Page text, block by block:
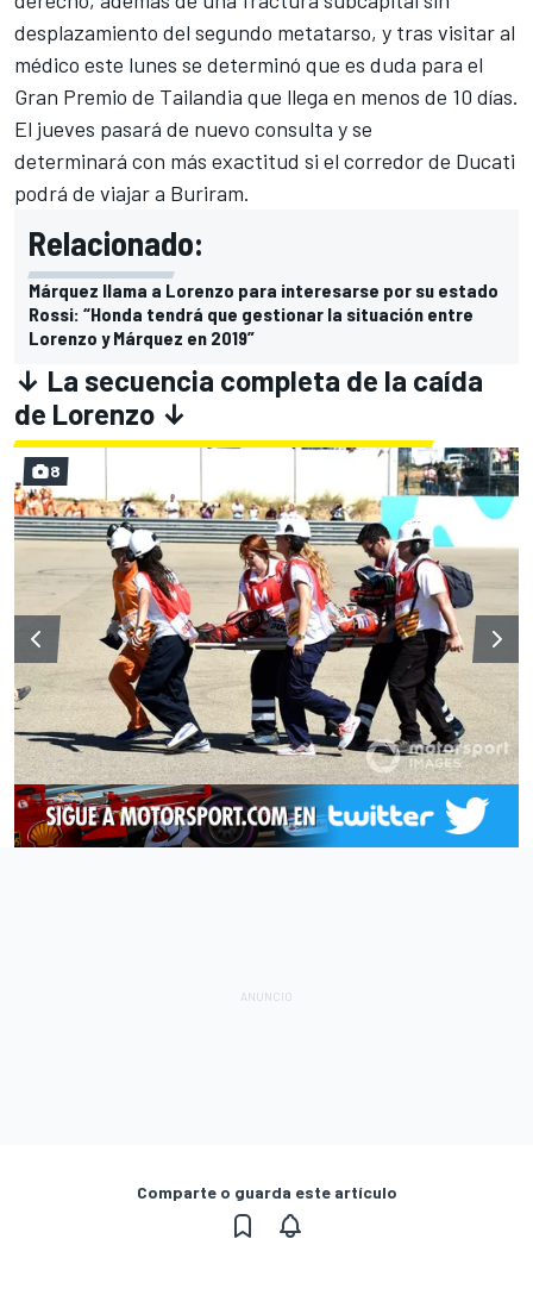
desplazamiento del segundo metatarso, y tras visitar al
médico este lunes se determinó que es duda para el
Gran Premio de Tailandia que llega en menos de 10 días.
El jueves pasará de nuevo consulta y se
determinará con más exactitud si el corredor de Ducati
podrá de viajar a Buriram.
Relacionado:
Márquez llama a Lorenzo para interesarse por su estado
Rossi: “Honda tendrá que gestionar la situación entre
Lorenzo y Márquez en 2019”
↓ La secuencia completa de la caída
de Lorenzo ↓
8
Comparte o guarda este artículo